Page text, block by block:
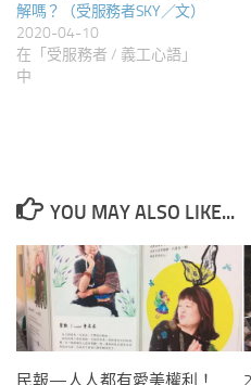
解嗎？（受服務者SKY／文）
2020-04-10
在「受服務者 / 義工心語」
中
YOU MAY ALSO LIKE...
民報—人人都有愛美權利！